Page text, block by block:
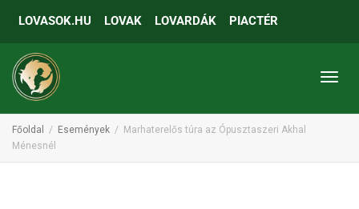
LOVASOK.HU LOVAK LOVARDÁK PIACTÉR
Főoldal Események
Marhaterelős túra az Ópusztaszeri Akhal
Ménesnél